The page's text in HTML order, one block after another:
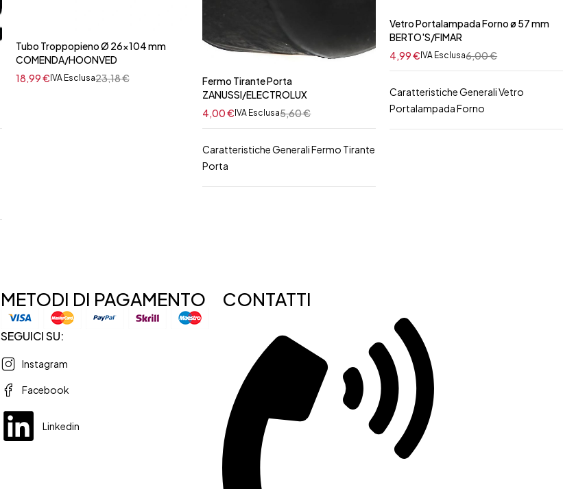
Tubo Troppopieno Ø 26x104 mm
COMENDA/HOONVED
23,18€
18,99€IVA Esclusa
Fermo Tirante Porta
ZANUSSI/ELECTROLUX
5,60€
4,00€IVA Esclusa
Caratteristiche Generali Fermo Tirante
Porta
Vetro Portalampada Forno ø 57 mm
BERTO'S/FIMAR
6,00€
4,99€ IVA Esclusa
Caratteristiche Generali Vetro
Portalampada Forno
METODI DI PAGAMENTO
SEGUICI SU:
Instagram
Facebook
Linkedin
CONTATTI